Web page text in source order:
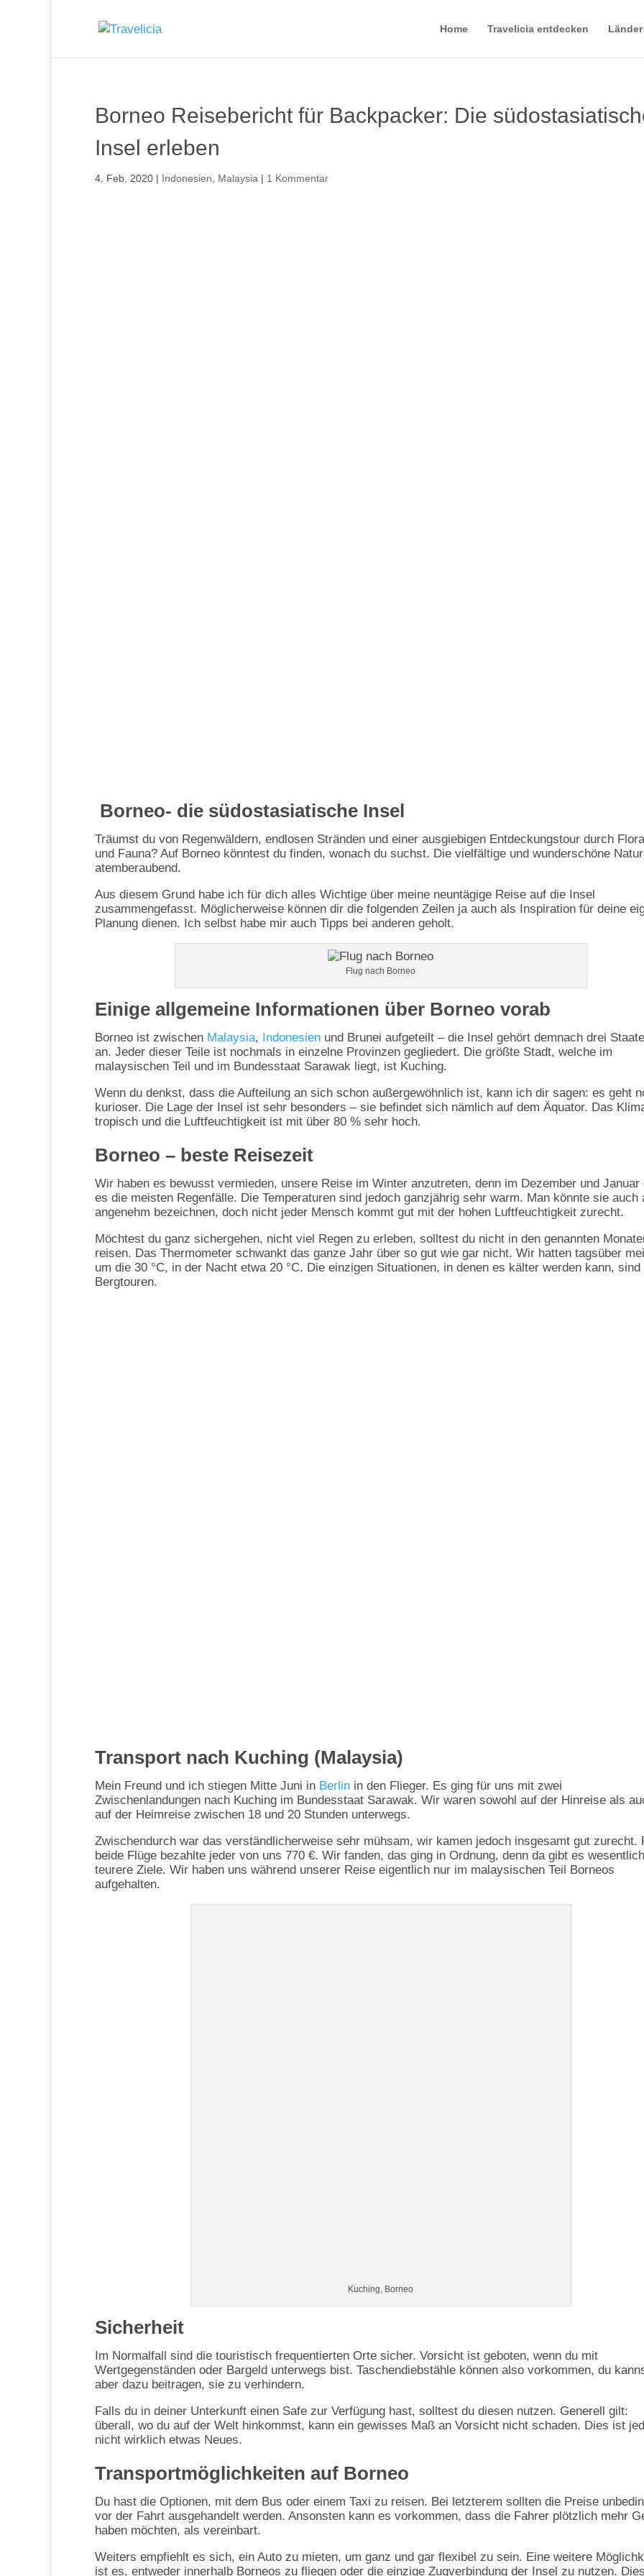
Home Travelicia entdecken Länder
Borneo Reisebericht für Backpacker: Die
Insel erleben
4. Feb. 2020 | Indonesien Malaysia | 1 Kommentar
Borneo- die südostasiatische Insel
Träumst du von Regenwäldern, endlosen Stränden und einer ausgiebigen Entdeckungstour durch Flora
und Fauna? Auf Borneo könntest du finden, wonach du suchst. Die vielfältige und wunderschöne
atemberaubend.
Aus diesem Grund habe ich für dich alles Wichtige über meine neuntägige Reise auf die Insel
zusammengefasst. Möglicherweise können dir die folgenden Zeilen ja auch als Inspiration für deine
Planung dienen. Ich selbst habe mir auch Tipps bei anderen geholt.
Flug nach Borneo
Einige allgemeine Informationen über Borneo vorab
Borneo ist zwischen Malaysia, Indonesien und Brunei aufgeteilt – die Insel gehört demnach drei
an. Jeder dieser Teile ist nochmals in einzelne Provinzen gegliedert. Die größte Stadt, welche im
malaysischen Teil und im Bundesstaat Sarawak liegt, ist Kuching.
Wenn du denkst, dass die Aufteilung an sich schon außergewöhnlich ist, kann ich dir sagen: es geht
kurioser. Die Lage der Insel ist sehr besonders – sie befindet sich nämlich auf dem Äquator. Das
tropisch und die Luftfeuchtigkeit ist mit über 80 % sehr hoch.
Borneo – beste Reisezeit
Wir haben es bewusst vermieden, unsere Reise im Winter anzutreten, denn im Dezember und Januar
es die meisten Regenfälle. Die Temperaturen sind jedoch ganzjährig sehr warm. Man könnte sie auch
angenehm bezeichnen, doch nicht jeder Mensch kommt gut mit der hohen Luftfeuchtigkeit zurecht.
Möchtest du ganz sichergehen, nicht viel Regen zu erleben, solltest du nicht in den genannten
reisen. Das Thermometer schwankt das ganze Jahr über so gut wie gar nicht. Wir hatten tagsüber
um die 30 °C, in der Nacht etwa 20 °C. Die einzigen Situationen, in denen es kälter werden kann, sind
Bergtouren.
Transport nach Kuching (Malaysia)
Mein Freund und ich stiegen Mitte Juni in Berlin in den Flieger. Es ging für uns mit zwei
Zwischenlandungen nach Kuching im Bundesstaat Sarawak. Wir waren sowohl auf der Hinreise als
auf der Heimreise zwischen 18 und 20 Stunden unterwegs.
Zwischendurch war das verständlicherweise sehr mühsam, wir kamen jedoch insgesamt gut zurecht.
beide Flüge bezahlte jeder von uns 770 €. Wir fanden, das ging in Ordnung, denn da gibt es wesentlich
teurere Ziele. Wir haben uns während unserer Reise eigentlich nur im malaysischen Teil Borneos
aufgehalten.
Kuching, Borneo
Sicherheit
Im Normalfall sind die touristisch frequentierten Orte sicher. Vorsicht ist geboten, wenn du mit
Wertgegenständen oder Bargeld unterwegs bist. Taschendiebstähle können also vorkommen, du
aber dazu beitragen, sie zu verhindern.
Falls du in deiner Unterkunft einen Safe zur Verfügung hast, solltest du diesen nutzen. Generell gilt:
überall, wo du auf der Welt hinkommst, kann ein gewisses Maß an Vorsicht nicht schaden. Dies ist
nicht wirklich etwas Neues.
Transportmöglichkeiten auf Borneo
Du hast die Optionen, mit dem Bus oder einem Taxi zu reisen. Bei letzterem sollten die Preise
vor der Fahrt ausgehandelt werden. Ansonsten kann es vorkommen, dass die Fahrer plötzlich mehr
haben möchten, als vereinbart.
Weiters empfiehlt es sich, ein Auto zu mieten, um ganz und gar flexibel zu sein. Eine weitere
ist es, entweder innerhalb Borneos zu fliegen oder die einzige Zugverbindung der Insel zu nutzen.